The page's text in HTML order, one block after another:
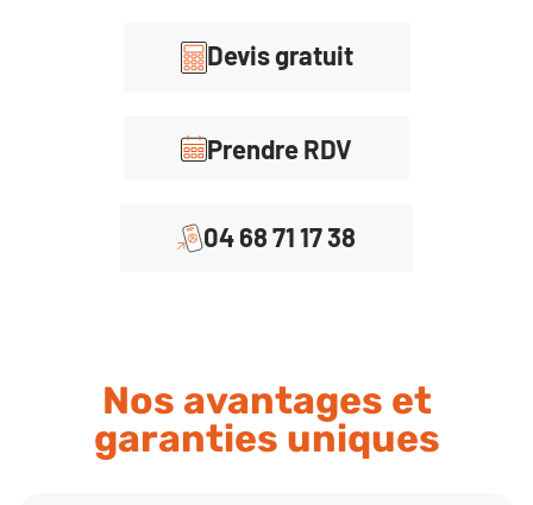
Devis gratuit
Prendre RDV
04 68 71 17 38
Nos avantages et
garanties uniques